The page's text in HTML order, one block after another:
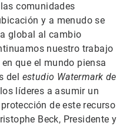
comunidades
y a menudo se
global al cambio
nuestro trabajo
que el mundo piensa
del estudio Watermark de
líderes a asumir un
de este recurso
Beck, Presidente y